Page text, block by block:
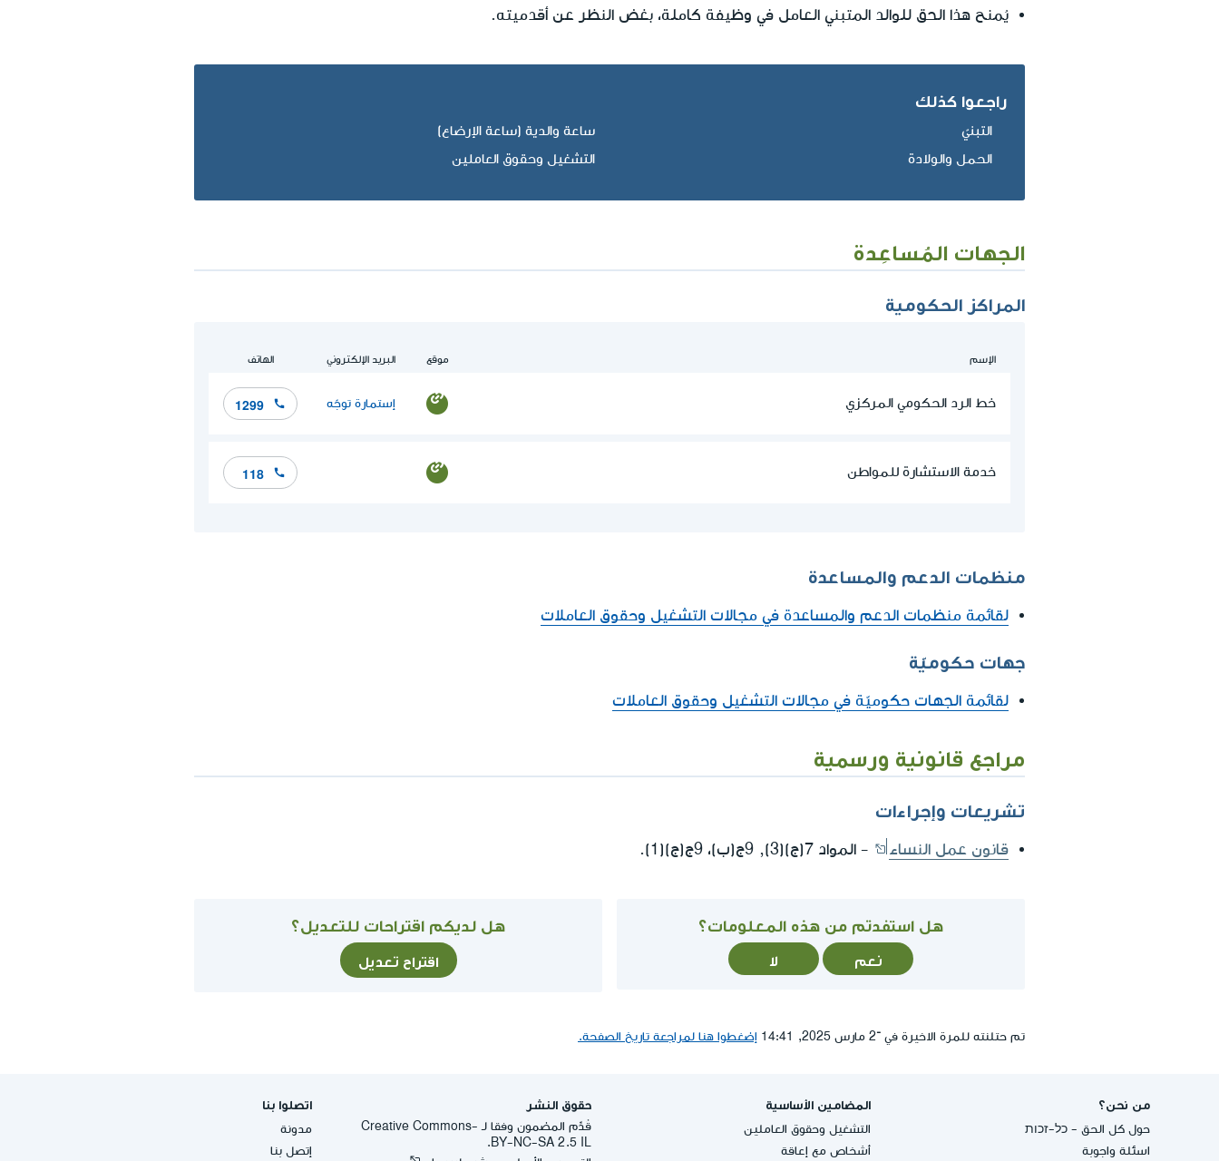
يُمنح هذا الحق للوالد المتبني العامل في وظيفة كاملة، بغض النظر عن أقدميته.
راجعوا كذلك
التبنيّ
ساعة والدية (ساعة الإرضاع)
الحمل والولادة
التشغيل وحقوق العاملين
الجهات المُساعِدة
المراكز الحكومية
الإسم موقع البريد الإلكتروني الهاتف
خط الرد الحكومي المركزي إستمارة توجّه 1299
خدمة الاستشارة للمواطن 118
منظمات الدعم والمساعدة
لقائمة منظمات الدعم والمساعدة في مجالات التشغيل وحقوق العاملات
جهات حكوميّة
لقائمة الجهات حكوميّة في مجالات التشغيل وحقوق العاملات
مراجع قانونية ورسمية
تشريعات وإجراءات
قانون عمل النساء - المواد 7(ج)(3), 9ج(ب)، 9ج(ج)(1).
هل استفدتم من هذه المعلومات؟
نعم لا
هل لديكم اقتراحات للتعديل؟
اقتراح تعديل
تم حتلنته للمرة الاخيرة في ־2 مارس 2025, 14:41 إضغطوا هنا لمراجعة تاريخ الصفحة.
من نحن؟
حول كل الحق - כל-זכות
اسئلة واجوبة
المضامين الأساسية
التشغيل وحقوق العاملين
أشخاص مع إعاقة
حقوق النشر
قُدِّم المضمون وفقا لـ -Creative Commons
BY-NC-SA 2.5 IL.
اتصلوا بنا
مدونة
إتصل بنا